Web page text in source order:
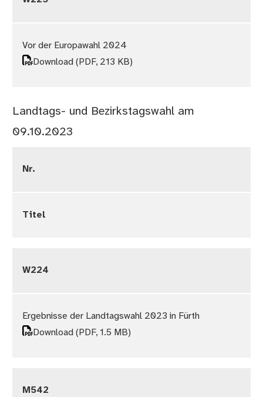
Vor der Europawahl 2024
Download(PDF, 213 KB)
Landtags- und Bezirkstagswahl am
09.10.2023
Nr.
Titel
W224
Ergebnisse der Landtagswahl 2023 in Fürth
Download(PDF, 1.5 MB)
M542